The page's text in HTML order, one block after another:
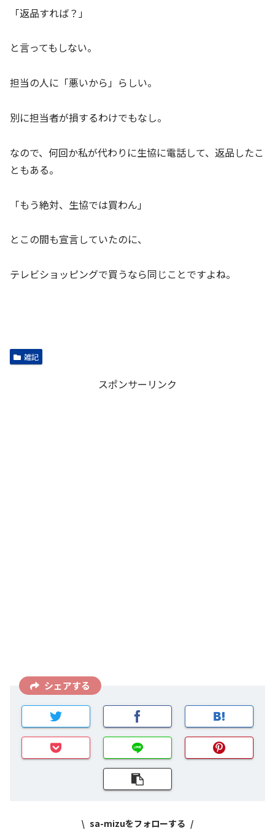
「返品すれば？」
と言ってもしない。
担当の人に「悪いから」らしい。
別に担当者が損するわけでもなし。
なので、何回か私が代わりに生協に電話して、返品したこ
ともある。
「もう絶対、生協では買わん」
とこの間も宣言していたのに、
テレビショッピングで買うなら同じことですよね。
雑記
スポンサーリンク
シェアする
sa-mizuをフォローする